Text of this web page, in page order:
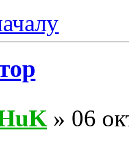
» 06